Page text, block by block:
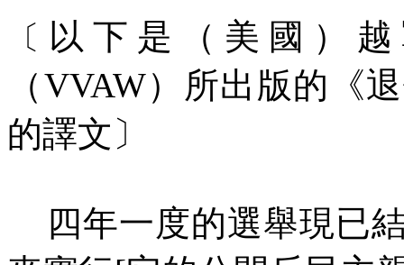
〔 以下是（美國）
（VVAW）所出版的《
的譯文〕
四年一度的選舉現已